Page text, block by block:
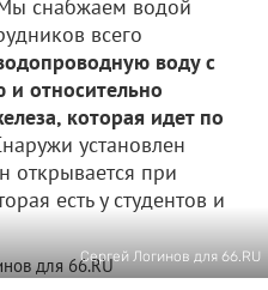
Мы снабжаем водой
всего
воду с
относительно
которая идет по
установлен
открывается при
есть у студентов и
Сергей Логинов для 66.RU